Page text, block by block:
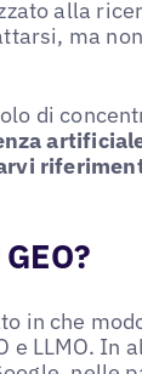
alla
ma
di
in che
e LLMO.